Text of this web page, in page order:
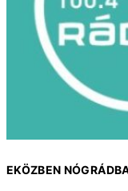
EKÖZBEN